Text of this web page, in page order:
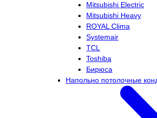
Mitsubishi Electric
Mitsubishi Heavy
ROYAL Clima
Systemair
TCL
Toshiba
Бирюса
Напольно потолочные